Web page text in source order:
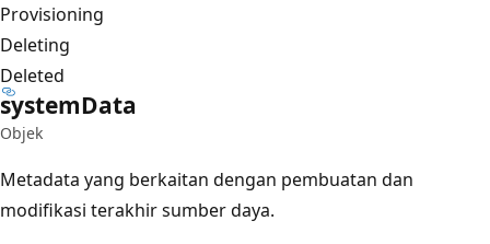
Provisioning
Deleting
Deleted
systemData
Objek
Metadata yang berkaitan dengan pembuatan dan
modifikasi terakhir sumber daya.